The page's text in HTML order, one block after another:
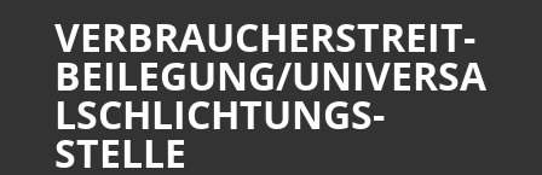
VERBRAUCHER­STREIT­
BEILEGUNG/UNIVERSA
L­SCHLICHTUNGS­
STELLE